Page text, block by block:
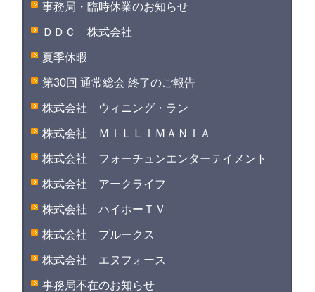
事務局・臨時休業のお知らせ
ＤＤＣ 株式会社
夏季休暇
第30回 通常総会 終了のご報告
株式会社 ウィニング・ラン
株式会社 ＭＩＬＬＩＭＡＮＩＡ
株式会社 フォーチュンエンターテイメント
株式会社 アークライフ
株式会社 ハイホーＴＶ
株式会社 プルークス
株式会社 エヌフォース
事務局不在のお知らせ